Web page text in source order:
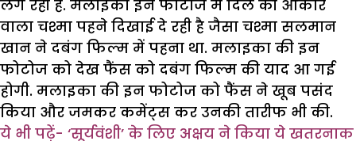
लग रही हैं. मलाइका इन फोटोज में दिल की आकार
वाला चश्मा पहने दिखाई दे रही है जैसा चश्मा सलमान
खान ने दबंग फिल्म में पहना था. मलाइका की इन
फोटोज को देख फैंस को दबंग फिल्म की याद आ गई
होगी. मलाइका की इन फोटोज को फैंस ने खूब पसंद
किया और जमकर कमेंट्स कर उनकी तारीफ भी की.
ये भी पढ़ें- ‘सूर्यवंशी’ के लिए अक्षय ने किया ये खतरनाक